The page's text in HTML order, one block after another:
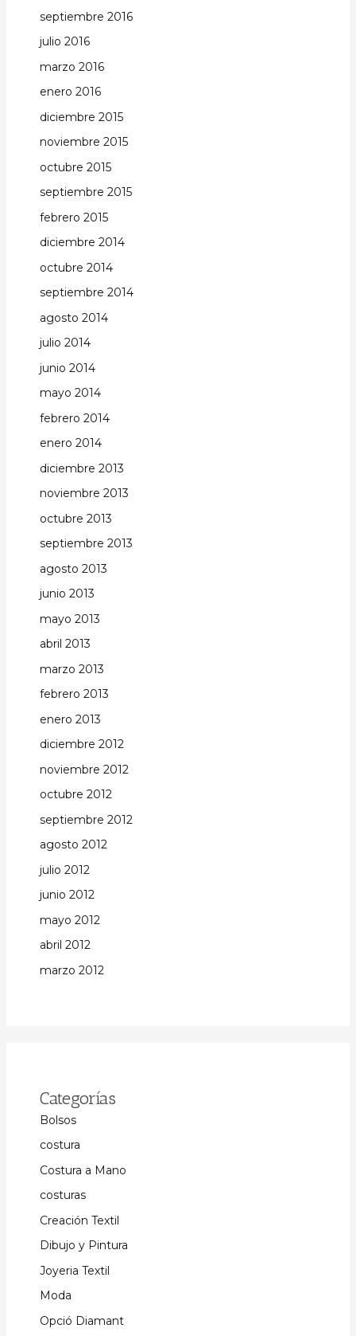
septiembre 2016
julio 2016
marzo 2016
enero 2016
diciembre 2015
noviembre 2015
octubre 2015
septiembre 2015
febrero 2015
diciembre 2014
octubre 2014
septiembre 2014
agosto 2014
julio 2014
junio 2014
mayo 2014
febrero 2014
enero 2014
diciembre 2013
noviembre 2013
octubre 2013
septiembre 2013
agosto 2013
junio 2013
mayo 2013
abril 2013
marzo 2013
febrero 2013
enero 2013
diciembre 2012
noviembre 2012
octubre 2012
septiembre 2012
agosto 2012
julio 2012
junio 2012
mayo 2012
abril 2012
marzo 2012
Categorías
Bolsos
costura
Costura a Mano
costuras
Creación Textil
Dibujo y Pintura
Joyeria Textil
Moda
Opció Diamant